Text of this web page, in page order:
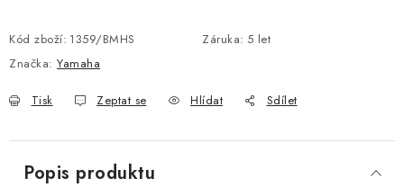
Kód zboží: 1359/BMHS Záruka: 5 let
Značka: Yamaha
Tisk Zeptat se Hlídat Sdílet
Popis produktu